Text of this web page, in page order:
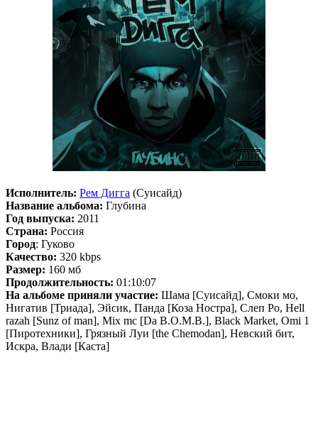
Исполнитель: Рем Дигга (Суисайд)
Название альбома: Глубина
Год выпуска: 2011
Страна: Россия
Город: Гуково
Качество: 320 kbps
Размер: 160 мб
Продолжительность: 01:10:07
На альбоме приняли участие: Шама [Суисайд], Смоки мо,
Нигатив [Триада], Эйсик, Панда [Коза Ностра], Слеп Ро, Hell
razah [Sunz of man], Мix mc [Da B.O.M.B.], Black Market, Omi 1
[Пиротехники], Грязный Луи [the Chemodan], Невский бит,
Искра, Влади [Каста]